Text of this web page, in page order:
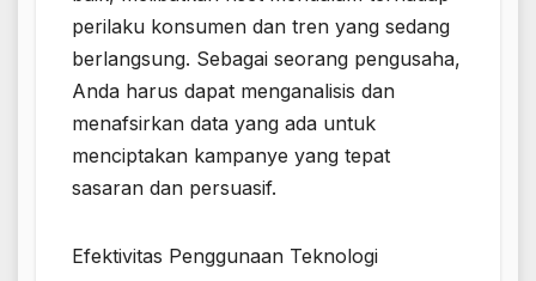
perilaku konsumen dan tren yang sedang
berlangsung. Sebagai seorang pengusaha,
Anda harus dapat menganalisis dan
menafsirkan data yang ada untuk
menciptakan kampanye yang tepat
sasaran dan persuasif.
Efektivitas Penggunaan Teknologi